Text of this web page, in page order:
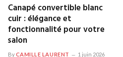
Canapé convertible blanc
cuir : élégance et
fonctionnalité pour votre
salon
ByCAMILLE LAURENT 1 juin 2026